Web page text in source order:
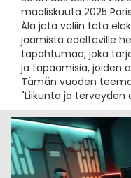
maaliskuuta 2025
Älä jätä väliin tätä
jäämistä edeltäville
tapahtumaa, joka
ja tapaamisia, joiden
Tämän vuoden
"Liikunta ja terveyden